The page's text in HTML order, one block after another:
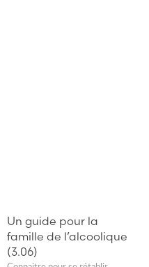
Un guide pour la
famille de l’alcoolique
(3.06)